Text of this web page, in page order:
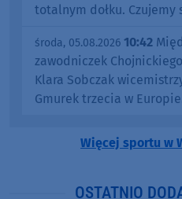
totalnym dołku.
środa, 05.08.2026 10:42
zawodniczek
Klara Sobczak
Gmurek trzecia w
Więcej sportu w
OSTATNIO